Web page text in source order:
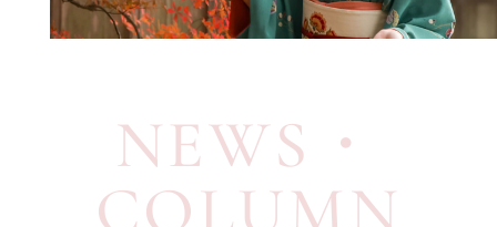
アクセス ACCESS
採用情報 RECRUIT
NEWS・